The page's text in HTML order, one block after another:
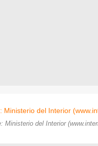
Ministerio del Interior